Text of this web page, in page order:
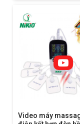
Video máy